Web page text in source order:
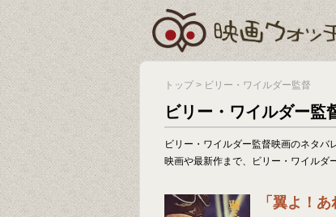
トップ > ビリー・ワイルダー監督
ビリー・ワイルダー監
ビリー・ワイルダー監督映画のネタ
映画や最新作まで、ビリー・ワイルダ
「翼よ！